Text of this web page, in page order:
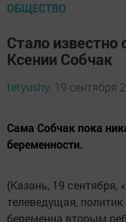
ОБЩЕСТВО
Стало известно
Ксении Собчак
tetyushy, 19 сентября
Сама Собчак пока
беременности.
(Казань, 19 сентября,
телеведущая,
беременна вторым